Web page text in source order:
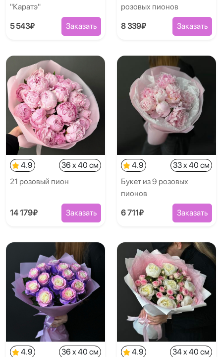
"Каратэ"
5 543₽ Заказать
розовых пионов
8 339₽ Заказать
4.9
36 x 40 см
21 розовый пион
14 179₽ Заказать
4.9
33 x 40 см
Букет из 9 розовых
пионов
6 711₽ Заказать
4.9
36 x 40 см
4.9
34 x 40 см